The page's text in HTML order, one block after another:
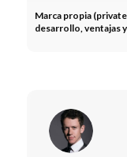
Marca propia
desarrollo, ventajas y